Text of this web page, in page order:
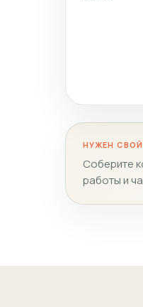
НУЖЕН
Соберите
работы и